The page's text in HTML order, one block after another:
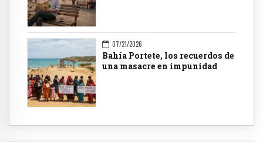
07/21/2026
Bahía Portete, los recuerdos de
una masacre en impunidad